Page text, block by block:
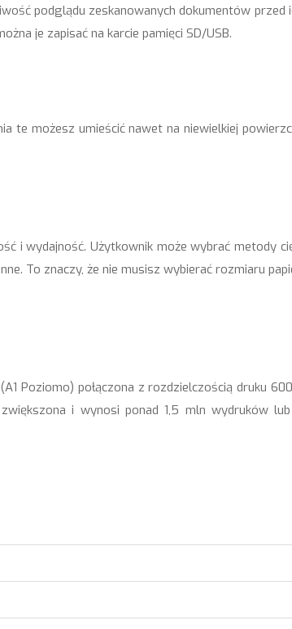
podglądu zeskanowanych dokumentów przed
je zapisać na karcie pamięci SD/USB.
te możesz umieścić nawet na niewielkiej
i wydajność. Użytkownik może wybrać metody
To znaczy, że nie musisz wybierać rozmiaru
Poziomo) połączona z rozdzielczością druku
i wynosi ponad 1,5 mln wydruków